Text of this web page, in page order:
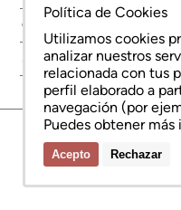
OBRA NUEVA
SOBRE NOSOTROS
©
aiCat 2736
Política de Cookies
Utilizamos cookies
analizar nuestros
relacionada con tus
perfil elaborado a
navegación (por
Puedes obtener
Acepto Rechazar